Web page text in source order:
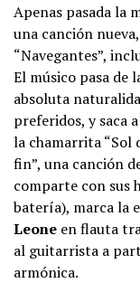
Apenas pasada la
una canción
“Navegantes”,
El músico pasa de
absoluta
preferidos, y saca
la chamarrita “Sol
fin”, una canción
comparte con sus
batería), marca la
Leone en flauta
al guitarrista a
armónica.